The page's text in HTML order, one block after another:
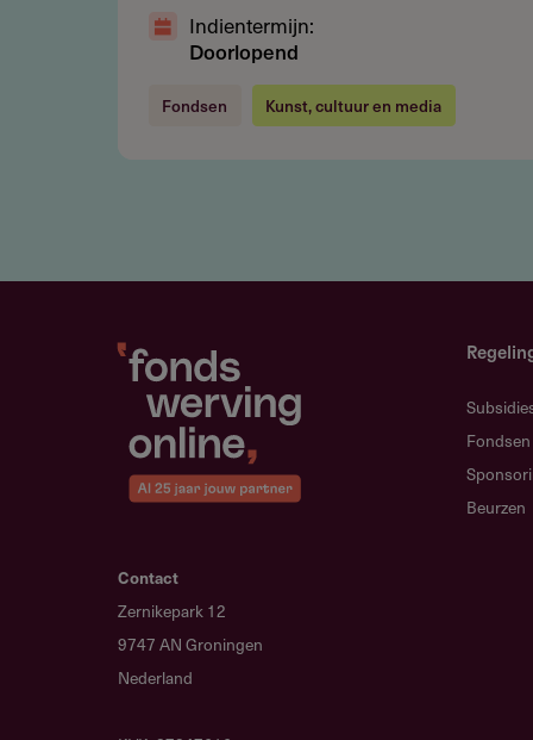
Jaarlijks beschikbaar budget
Bedrag per aanvraag
Dullertsstichting in Arnhem.
Subsidieadvies
Zorg voor een duidelijke
ontwikkeling. Een goed
Indientermijn:
Doorlopend
Fondsen Kunst, cultuur en media
Contact
Zernikepark 12
9747 AN Groningen
Nederland
Fondsen
Beurzen